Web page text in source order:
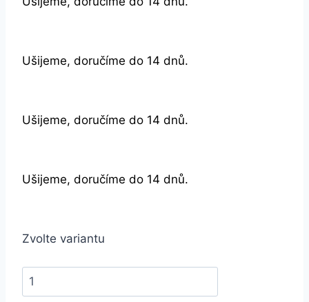
Ušijeme, doručíme do 14 dnů.
Ušijeme, doručíme do 14 dnů.
Ušijeme, doručíme do 14 dnů.
Zvolte variantu